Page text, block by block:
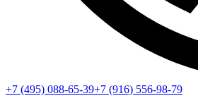
+7 (495) 088-65-39+7 (916) 556-98-79